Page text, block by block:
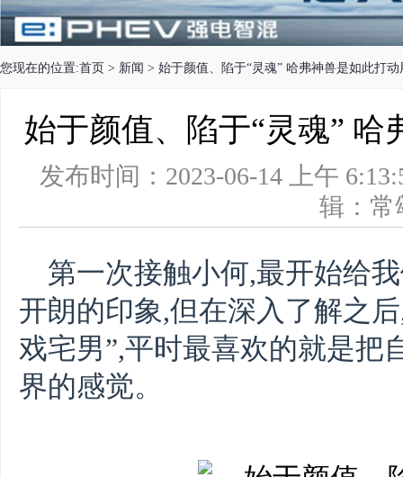
您现在的位置:首页 > 新闻 > 始于颜值、陷于“灵魂” 哈弗神兽是如此打动
始于颜值、陷于“灵魂”
发布时间：2023-06-14 上午
辑：
第一次接触小何,最开始给
开朗的印象,但在深入了解之
戏宅男”,平时最喜欢的就是把
界的感觉。